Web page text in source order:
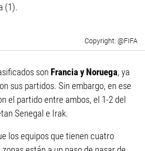
(1).
@FIFA
son Francia y Noruega, ya
sus partidos. Sin embargo, en ese
el partido entre ambos, el 1-2 del
Senegal e Irak.
los equipos que tienen cuatro